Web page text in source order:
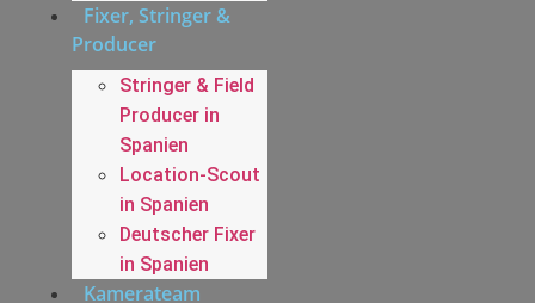
Fixer, Stringer &
Producer
Stringer & Field
Producer in
Spanien
Location-Scout
in Spanien
Deutscher Fixer
in Spanien
Kamerateam